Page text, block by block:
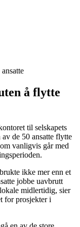
å flytte
til selskapets
de 50 ansatte flytte
vanligvis går med
ikke mer enn et
jobbe uavbrutt
midlertidig, sier
for prosjekter i